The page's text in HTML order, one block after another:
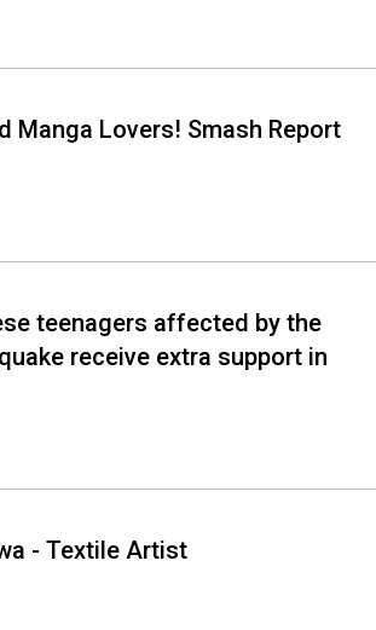
Manga Lovers! Smash Report
teenagers affected by the
receive extra support in
- Textile Artist